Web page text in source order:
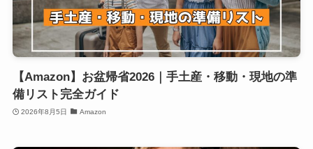
【Amazon】お盆帰省2026｜手土産・移動・現地の準
備リスト完全ガイド
2026年8月5日 Amazon